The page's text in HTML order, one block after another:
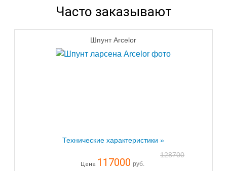
Часто заказывают
Шпунт Arcelor
Технические характеристики »
128700
Цена 117000 руб.